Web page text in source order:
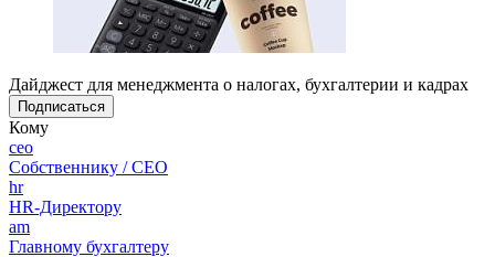
Дайджест для менеджмента о налогах, бухгалтерии и кадрах
Подписаться
Кому
ceo
Собственнику / CEO
hr
HR-Директору
am
Главному бухгалтеру